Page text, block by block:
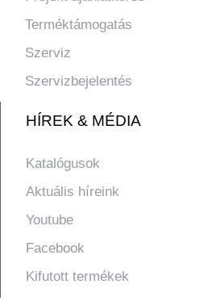
Terméktámogatás
Szerviz
Szervizbejelentés
HÍREK & MÉDIA
Katalógusok
Aktuális híreink
Youtube
Facebook
Kifutott termékek